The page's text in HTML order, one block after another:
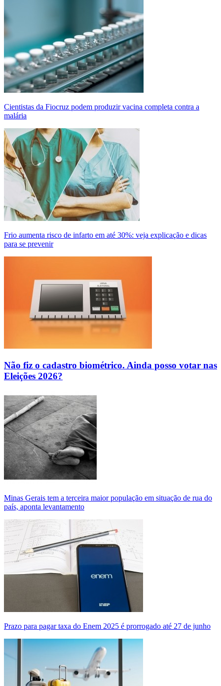
Cientistas da Fiocruz podem produzir vacina completa contra a
malária
Frio aumenta risco de infarto em até 30%: veja explicação e dicas
para se prevenir
Não fiz o cadastro biométrico. Ainda posso votar nas
Eleições 2026?
Minas Gerais tem a terceira maior população em situação de rua do
país, aponta levantamento
Prazo para pagar taxa do Enem 2025 é prorrogado até 27 de junho